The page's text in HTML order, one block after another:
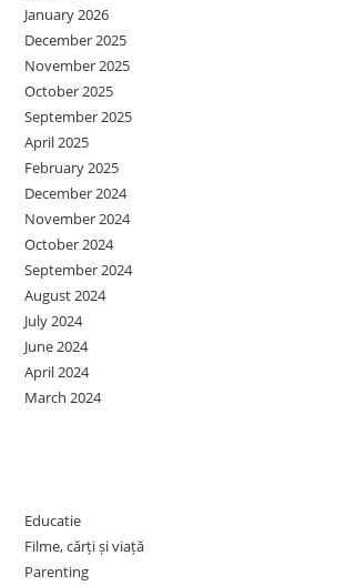
January 2026
December 2025
November 2025
October 2025
September 2025
April 2025
February 2025
December 2024
November 2024
October 2024
September 2024
August 2024
July 2024
June 2024
April 2024
March 2024
Educatie
Filme, cărți și viață
Parenting